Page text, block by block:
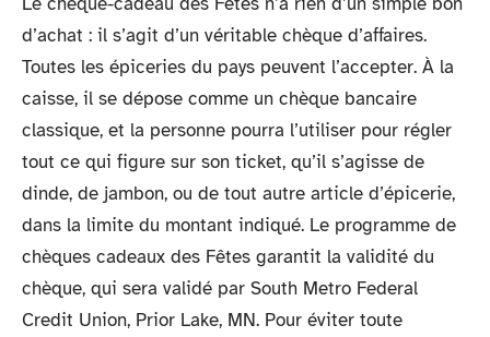
d’achat : il s’agit d’un véritable chèque d’affaires.
Toutes les épiceries du pays peuvent l’accepter. À la
caisse, il se dépose comme un chèque bancaire
classique, et la personne pourra l’utiliser pour régler
tout ce qui figure sur son ticket, qu’il s’agisse de
dinde, de jambon, ou de tout autre article d’épicerie,
dans la limite du montant indiqué. Le programme de
chèques cadeaux des Fêtes garantit la validité du
chèque, qui sera validé par South Metro Federal
Credit Union, Prior Lake, MN. Pour éviter toute